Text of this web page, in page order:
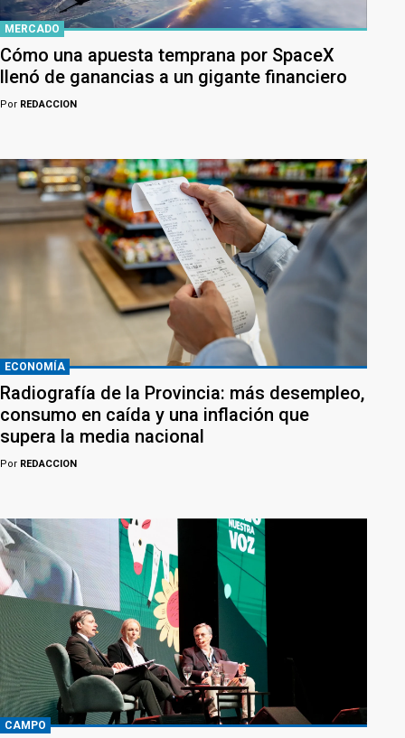
MERCADO
Cómo una apuesta temprana por SpaceX
llenó de ganancias a un gigante financiero
Por REDACCION
ECONOMÍA
Radiografía de la Provincia: más desempleo,
consumo en caída y una inflación que
supera la media nacional
Por REDACCION
CAMPO